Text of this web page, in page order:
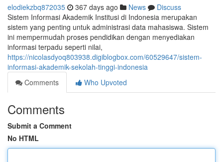
elodiekzbq872035 367 days ago News
Discuss
Sistem Informasi Akademik Institusi di Indonesia merupakan
sistem yang penting untuk administrasi data mahasiswa. Sistem
ini mempermudah proses pendidikan dengan menyediakan
informasi terpadu seperti nilai,
https://nicolasdyoq803938.digiblogbox.com/60529647/sistem-
informasi-akademik-sekolah-tinggi-indonesia
Comments
Who Upvoted
Comments
Submit a Comment
No HTML